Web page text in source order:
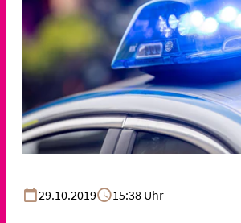
29.10.2019
15:38 Uhr